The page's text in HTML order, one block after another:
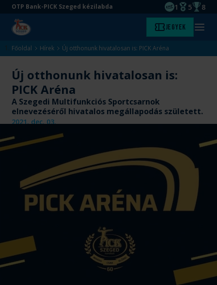
Ugrás
tartalomra
Ugrás
aljára
OTP Bank-PICK Szeged kézilabda
EHF
1
Magyar
5 8
Kezdőlap Jegyek Menü
Főoldal Hírek Új otthonunk hivatalosan is: PICK Aréna
Új otthonunk hivatalosan is:
PICK Aréna
A Szegedi Multifunkciós Sportcsarnok
elnevezéséről hivatalos megállapodás született.
2021. dec. 03.